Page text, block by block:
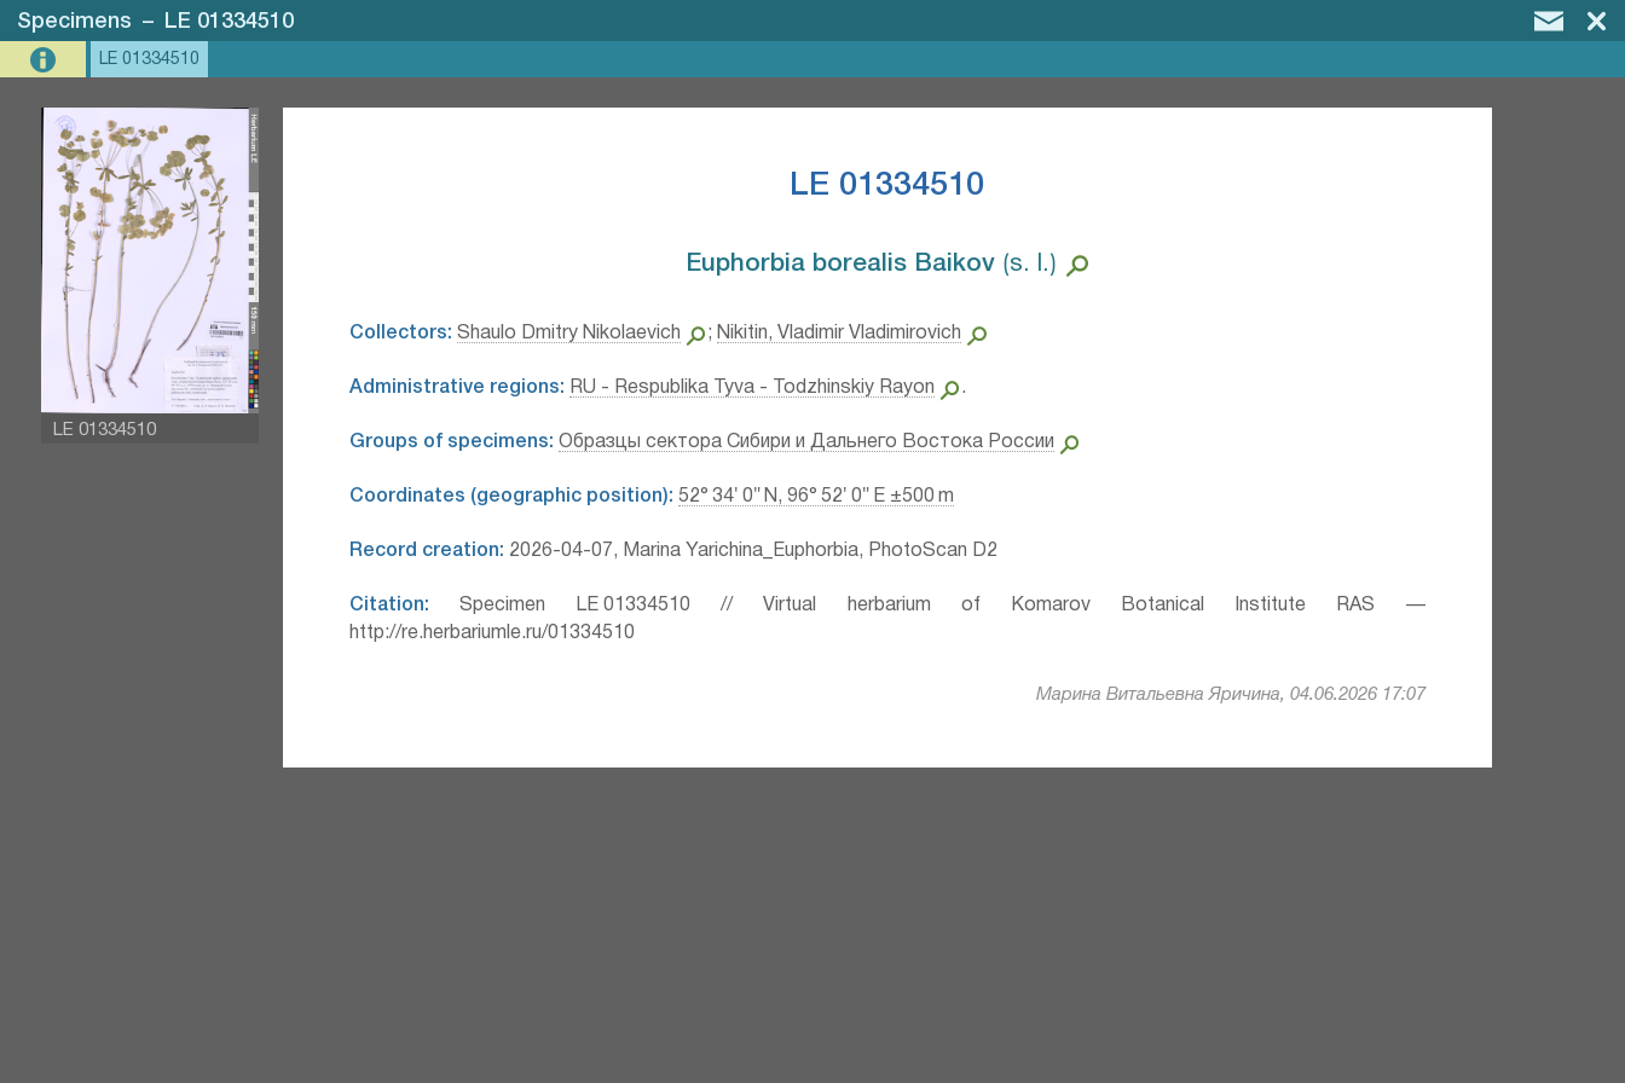
Specimens – LE 01334510
LE 01334510
LE 01334510
LE 01334510
Euphorbia borealis Baikov⁣ ⟮s. l.⟯
Collectors: Shaulo Dmitry Nikolaevich ; Nikitin, Vladimir Vladimirovich
Administrative regions: RU - Respublika Tyva - Todzhinskiy Rayon .
Groups of specimens: Образцы сектора Сибири и Дальнего Востока России
Coordinates (geographic position): 52° 34′ 0″ N, 96° 52′ 0″ E ±500 m
Record creation: 2026-04-07, Marina Yarichina_Euphorbia, PhotoScan D2
Citation: Specimen LE 01334510 // Virtual herbarium of Komarov Botanical Institute RAS —
http://re.herbariumle.ru/01334510
Марина Витальевна Яричина, 04.06.2026 17:07